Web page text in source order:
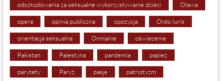
odszkodowania za seksualne wykorzystywanie dzieci Oława
opera opinia publiczna opozycja Ordo Iuris
orientacja seksualna Ormianie oświecenie
Pakistan Palestyna pandemia papież
parytety Paryż pasje patriotyzm